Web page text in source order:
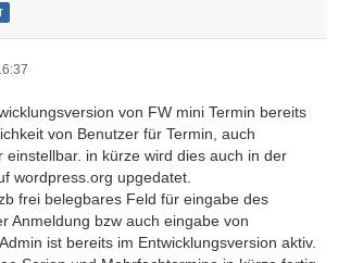
von FW mini Termin bereits
von Benutzer für Termin, auch
einstellbar. in kürze wird dies auch in der
wordpress.org upgedatet.
frei belegbares Feld für eingabe des
Anmeldung bzw auch eingabe von
ist bereits im Entwicklungsversion aktiv.